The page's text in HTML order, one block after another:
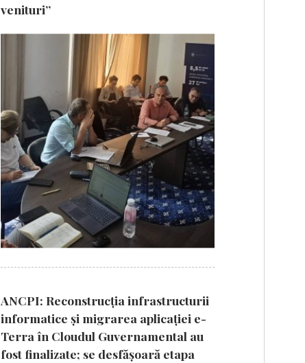
venituri”
ANCPI: Reconstrucția infrastructurii
informatice și migrarea aplicației e-
Terra în Cloudul Guvernamental au
fost finalizate; se desfășoară etapa